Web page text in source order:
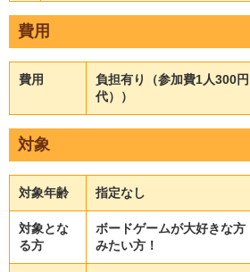
費用
費用
負担有り（参加費1人300
代））
対象
対象年齢 指定なし
対象とな
る方
ボードゲームが大好きな
みたい方！